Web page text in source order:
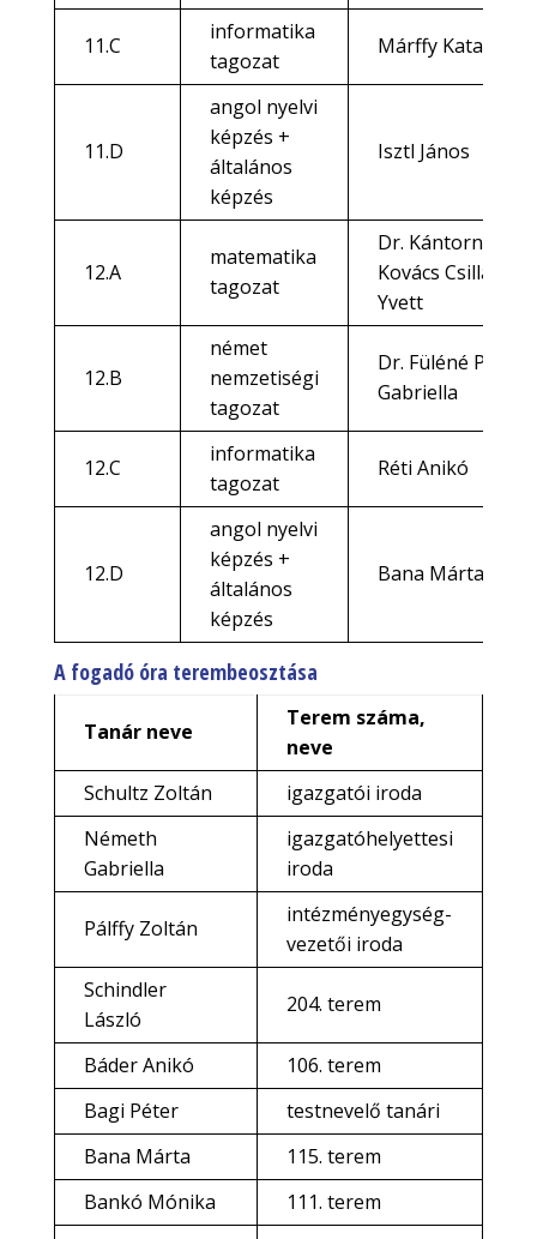
11.C
informatika
tagozat
Márffy Katalin
11.D
angol nyelvi
képzés +
általános
képzés
Isztl János
12.A
matematika
tagozat
Dr. Kántorné
Kovács Csilla
Yvett
12.B
német
nemzetiségi
tagozat
Dr. Füléné Pió
Gabriella
12.C
informatika
tagozat
Réti Anikó
12.D
angol nyelvi
képzés +
általános
képzés
Bana Márta
A fogadó óra terembeosztása
Tanár neve
Terem száma,
neve
Schultz Zoltán
igazgatói iroda
Németh
Gabriella
igazgatóhelyettesi
iroda
Pálffy Zoltán
intézményegység-
vezetői iroda
Schindler
László
204. terem
Báder Anikó
106. terem
Bagi Péter
testnevelő tanári
Bana Márta
115. terem
Bankó Mónika
111. terem